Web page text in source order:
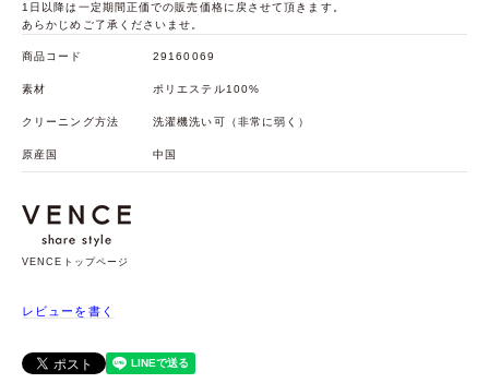
1日以降は一定期間正価での販売価格に戻させて頂きます。
あらかじめご了承くださいませ。
商品コード 29160069
素材 ポリエステル100%
クリーニング方法 洗濯機洗い可（非常に弱く）
原産国 中国
VENCEトップページ
レビューを書く